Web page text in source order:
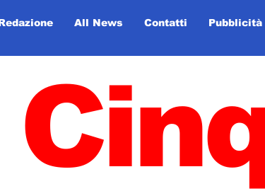
All News Contatti Pubblicità